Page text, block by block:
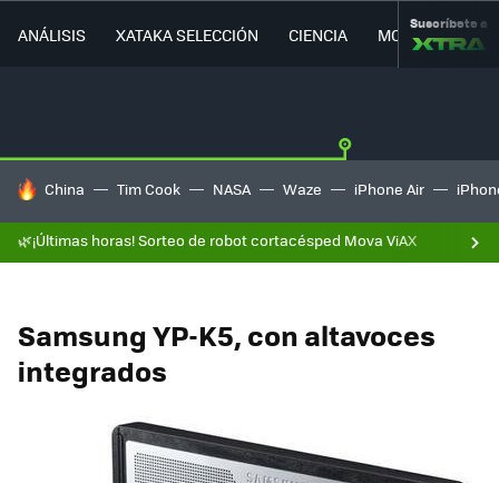
ANÁLISIS XATAKA SELECCIÓN CIENCIA MOVILIDAD
Suscríbete a
HOY SE HABLA DE
China Tim Cook NASA Waze iPhone Air
🌿¡Últimas horas! Sorteo de robot cortacésped Mova ViAX
Samsung YP-K5, con altavoces
integrados